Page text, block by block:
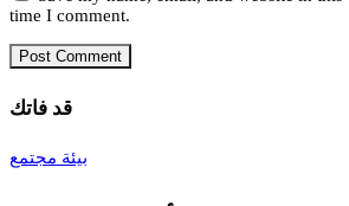
time I comment.
قد فاتك
بيئة مجتمع